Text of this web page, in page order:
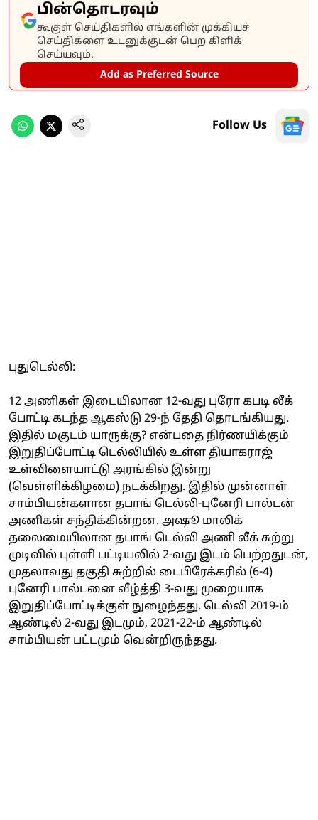
பின்தொடரவும்
கூகுள் செய்திகளில் எங்களின் முக்கியச்
செய்திகளை உடனுக்குடன் பெற கிளிக்
செய்யவும்.
Add as Preferred Source
Follow Us
புதுடெல்லி:
12 அணிகள் இடையிலான 12-வது புரோ கபடி லீக்
போட்டி கடந்த ஆகஸ்டு 29-ந் தேதி தொடங்கியது.
இதில் மகுடம் யாருக்கு? என்பதை நிர்ணயிக்கும்
இறுதிப்போட்டி டெல்லியில் உள்ள தியாகராஜ்
உள்விளையாட்டு அரங்கில் இன்று
(வெள்ளிக்கிழமை) நடக்கிறது. இதில் முன்னாள்
சாம்பியன்களான தபாங் டெல்லி-புனேரி பால்டன்
அணிகள் சந்திக்கின்றன. அஷூ மாலிக்
தலைமையிலான தபாங் டெல்லி அணி லீக் சுற்று
முடிவில் புள்ளி பட்டியலில் 2-வது இடம் பெற்றதுடன்,
முதலாவது தகுதி சுற்றில் டைபிரேக்கரில் (6-4)
புனேரி பால்டனை வீழ்த்தி 3-வது முறையாக
இறுதிப்போட்டிக்குள் நுழைந்தது. டெல்லி 2019-ம்
ஆண்டில் 2-வது இடமும், 2021-22-ம் ஆண்டில்
சாம்பியன் பட்டமும் வென்றிருந்தது.